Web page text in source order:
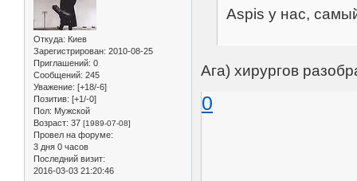
Откуда: Киев
Зарегистрирован: 2010-08-25
Приглашений: 0
Сообщений: 245
Уважение: [+18/-6]
Позитив: [+1/-0]
Пол: Мужской
Возраст: 37 [1989-07-08]
Провел на форуме:
3 дня 0 часов
Последний визит:
2016-03-03 21:20:46
Aspis у нас,
Ага) хирургов
0